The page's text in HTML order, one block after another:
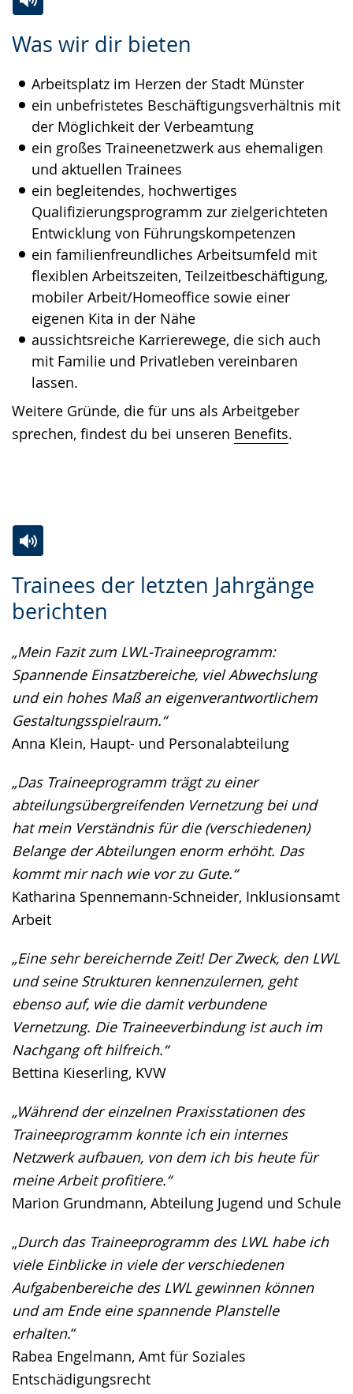
Was wir dir bieten
Arbeitsplatz im Herzen der Stadt Münster
ein unbefristetes Beschäftigungsverhältnis mit
der Möglichkeit der Verbeamtung
ein großes Traineenetzwerk aus ehemaligen
und aktuellen Trainees
ein begleitendes, hochwertiges
Qualifizierungsprogramm zur zielgerichteten
Entwicklung von Führungskompetenzen
ein familienfreundliches Arbeitsumfeld mit
flexiblen Arbeitszeiten, Teilzeitbeschäftigung,
mobiler Arbeit/Homeoffice sowie einer
eigenen Kita in der Nähe
aussichtsreiche Karrierewege, die sich auch
mit Familie und Privatleben vereinbaren
lassen.
Weitere Gründe, die für uns als Arbeitgeber
sprechen, findest du bei unseren Benefits.
Leichten
wechseln.
Audio-
Video
Deutscher
Gebärdensprache
wird
angezeigt.
Trainees der letzten Jahrgänge
berichten
„Mein Fazit zum LWL-Traineeprogramm:
Spannende Einsatzbereiche, viel Abwechslung
und ein hohes Maß an eigenverantwortlichem
Gestaltungsspielraum.“
Anna Klein, Haupt- und Personalabteilung
„Das Traineeprogramm trägt zu einer
abteilungsübergreifenden Vernetzung bei und
hat mein Verständnis für die (verschiedenen)
Belange der Abteilungen enorm erhöht. Das
kommt mir nach wie vor zu Gute.“
Katharina Spennemann-Schneider, Inklusionsamt
Arbeit
„Eine sehr bereichernde Zeit! Der Zweck, den LWL
und seine Strukturen kennenzulernen, geht
ebenso auf, wie die damit verbundene
Vernetzung. Die Traineeverbindung ist auch im
Nachgang oft hilfreich.“
Bettina Kieserling, KVW
„Während der einzelnen Praxisstationen des
Traineeprogramm konnte ich ein internes
Netzwerk aufbauen, von dem ich bis heute für
meine Arbeit profitiere.“
Marion Grundmann, Abteilung Jugend und Schule
„Durch das Traineeprogramm des LWL habe ich
viele Einblicke in viele der verschiedenen
Aufgabenbereiche des LWL gewinnen können
und am Ende eine spannende Planstelle
erhalten.“
Rabea Engelmann, Amt für Soziales
Entschädigungsrecht
Leichten
Sprache
Audio-
Unterstützung.
Video
in
Gebärdensprache
wird
angezeigt.